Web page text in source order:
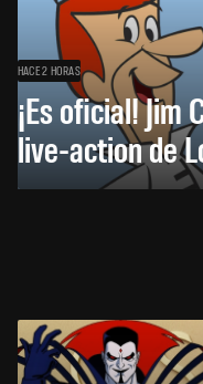
HACE 2 HORAS
¡Es oficial! Jim
live-action de